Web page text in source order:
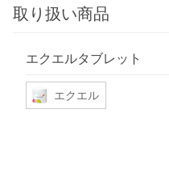
取り扱い商品
エクエルタブレット
エクエル